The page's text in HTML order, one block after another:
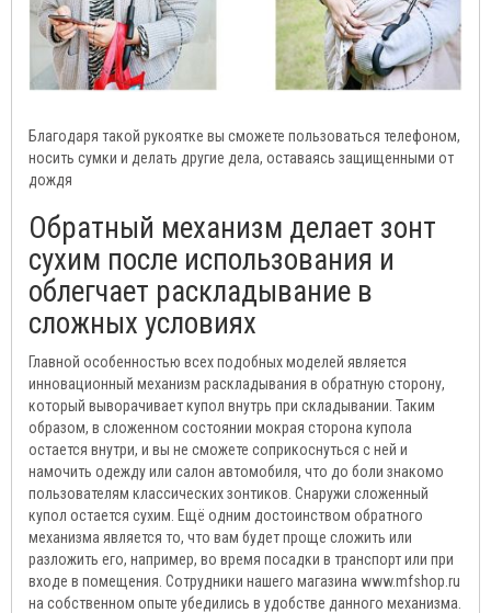
Благодаря такой рукоятке вы сможете пользоваться телефоном,
носить сумки и делать другие дела, оставаясь защищенными от
дождя
Обратный механизм делает зонт
сухим после использования и
облегчает раскладывание в
сложных условиях
Главной особенностью всех подобных моделей является
инновационный механизм раскладывания в обратную сторону,
который выворачивает купол внутрь при складывании. Таким
образом, в сложенном состоянии мокрая сторона купола
остается внутри, и вы не сможете соприкоснуться с ней и
намочить одежду или салон автомобиля, что до боли знакомо
пользователям классических зонтиков. Снаружи сложенный
купол остается сухим. Ещё одним достоинством обратного
механизма является то, что вам будет проще сложить или
разложить его, например, во время посадки в транспорт или при
входе в помещения. Сотрудники нашего магазина www.mfshop.ru
на собственном опыте убедились в удобстве данного механизма.